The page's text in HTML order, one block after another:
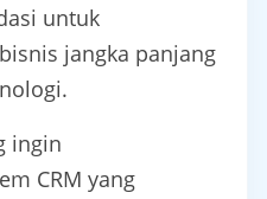
untuk
jangka panjang
ingin
CRM yang